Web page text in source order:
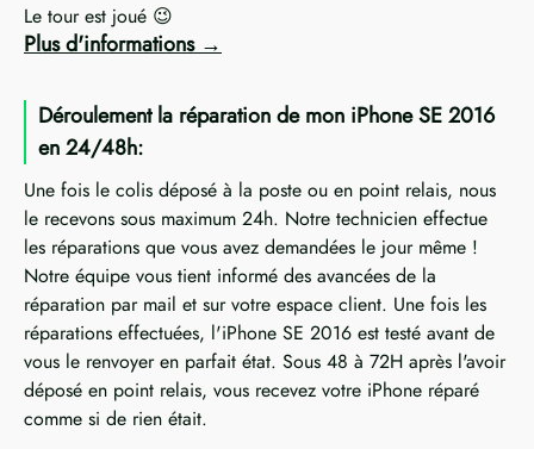
Le tour est joué 😉
Plus d'informations
Déroulement la réparation de mon iPhone SE 2016
en 24/48h:
Une fois le colis déposé à la poste ou en point relais, nous
le recevons sous maximum 24h. Notre technicien effectue
les réparations que vous avez demandées le jour même !
Notre équipe vous tient informé des avancées de la
réparation par mail et sur votre espace client. Une fois les
réparations effectuées, l'iPhone SE 2016 est testé avant de
vous le renvoyer en parfait état. Sous 48 à 72H après l'avoir
déposé en point relais, vous recevez votre iPhone réparé
comme si de rien était.